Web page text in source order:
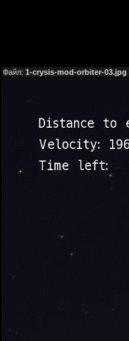
Файл: 1-crysis-mod-orbiter-03.jpg